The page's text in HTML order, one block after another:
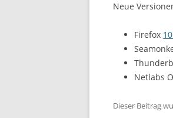
Neue
Firefox
Netlabs
Dieser Beitrag